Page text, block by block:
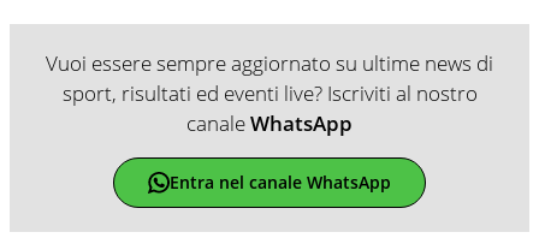
Vuoi essere sempre aggiornato su ultime news di
sport, risultati ed eventi live? Iscriviti al nostro
canaleWhatsApp
Entra nel canale WhatsApp